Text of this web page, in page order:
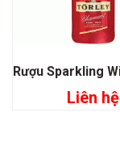
Liên hệ